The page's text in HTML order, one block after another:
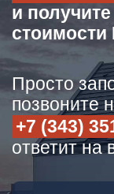
и
Просто
позвоните
+7 (343)
ответит на